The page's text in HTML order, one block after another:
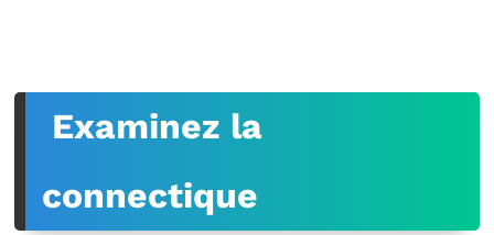
Examinez la
connectique